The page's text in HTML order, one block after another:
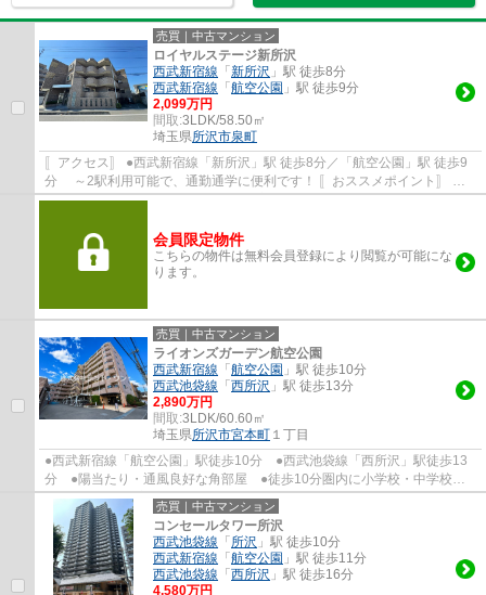
売買｜中古マンション
ロイヤルステージ新所沢
西武新宿線 「 新所沢 」駅 徒歩8分
西武新宿線 「 航空公園 」駅 徒歩9分
2,099万円
間取:3LDK/58.50㎡
埼玉県所沢市泉町
〚アクセス〛 ●西武新宿線「新所沢」駅 徒歩8分／「航空公園」駅 徒歩9
分 ～2駅利用可能で、通勤通学に便利です！ 〚おススメポイント〛 ●
新規リノベーション物件(2026年2月完了...
会員限定物件
こちらの物件は無料会員登録により閲覧が可能にな
ります。
売買｜中古マンション
ライオンズガーデン航空公園
西武新宿線 「 航空公園 」駅 徒歩10分
西武池袋線 「 西所沢 」駅 徒歩13分
2,890万円
間取:3LDK/60.60㎡
埼玉県所沢市宮本町 １丁目
●西武新宿線「航空公園」駅徒歩10分 ●西武池袋線「西所沢」駅徒歩13
分 ●陽当たり・通風良好な角部屋 ●徒歩10分圏内に小学校・中学校 ●
オートロック・宅配ボックスあり ●2026年６...
売買｜中古マンション
コンセールタワー所沢
西武池袋線 「 所沢 」駅 徒歩10分
西武新宿線 「 航空公園 」駅 徒歩11分
西武池袋線 「 西所沢 」駅 徒歩16分
4,580万円